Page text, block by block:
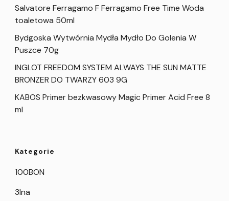
Salvatore Ferragamo F Ferragamo Free Time Woda
toaletowa 50ml
Bydgoska Wytwórnia Mydła Mydło Do Golenia W
Puszce 70g
INGLOT FREEDOM SYSTEM ALWAYS THE SUN MATTE
BRONZER DO TWARZY 603 9G
KABOS Primer bezkwasowy Magic Primer Acid Free 8
ml
Kategorie
100BON
3Ina